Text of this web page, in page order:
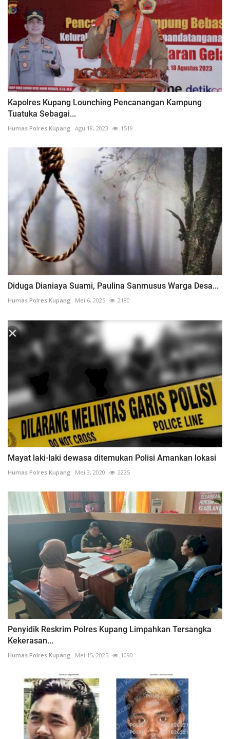
Kapolres Kupang Lounching Pencanangan Kampung
Tuatuka Sebagai...
Humas Polres Kupang Agu 18, 2023 1519
​​​​​​​Diduga Dianiaya Suami, Paulina Sanmusus Warga Desa...
Humas Polres Kupang Mei 6, 2025 2180
Mayat laki-laki dewasa ditemukan Polisi Amankan lokasi
Humas Polres Kupang Mei 3, 2020 2225
Penyidik Reskrim Polres Kupang Limpahkan Tersangka
Kekerasan...
Humas Polres Kupang Mei 15, 2025 1090